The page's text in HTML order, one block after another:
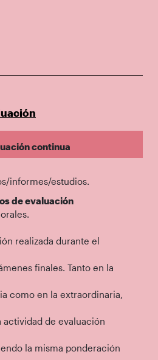
continua
informes/estudios.
de evaluación
realizada durante el
finales. Tanto en la
como en la extraordinaria,
actividad de evaluación
la misma ponderación